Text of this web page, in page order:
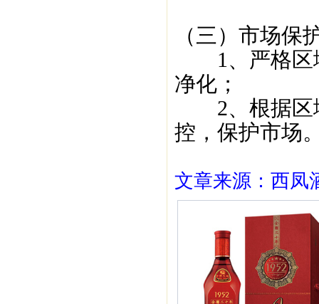
（三）市场保
1、严格区
净化；
2、根据区
控，保护市场
文章来源：西凤